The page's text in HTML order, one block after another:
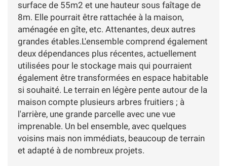
surface de 55m2 et une hauteur sous faîtage de
8m. Elle pourrait être rattachée à la maison,
aménagée en gîte, etc. Attenantes, deux autres
grandes étables.L'ensemble comprend également
deux dépendances plus récentes, actuellement
utilisées pour le stockage mais qui pourraient
également être transformées en espace habitable
si souhaité. Le terrain en légère pente autour de la
maison compte plusieurs arbres fruitiers ; à
l'arrière, une grande parcelle avec une vue
imprenable. Un bel ensemble, avec quelques
voisins mais non immédiats, beaucoup de terrain
et adapté à de nombreux projets.